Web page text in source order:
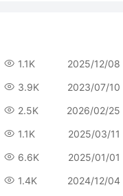
1.1K 2025/12/08
3.9K 2023/07/10
2.5K 2026/02/25
1.1K 2025/03/11
6.6K 2025/01/01
1.4K 2024/12/04